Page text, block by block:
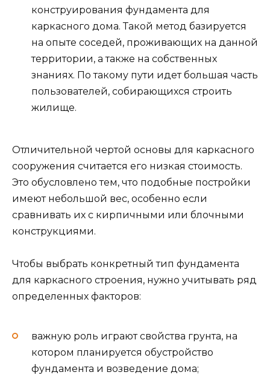
конструирования фундамента для
каркасного дома. Такой метод базируется
на опыте соседей, проживающих на данной
территории, а также на собственных
знаниях. По такому пути идет большая часть
пользователей, собирающихся строить
жилище.
Отличительной чертой основы для каркасного
сооружения считается его низкая стоимость.
Это обусловлено тем, что подобные постройки
имеют небольшой вес, особенно если
сравнивать их с кирпичными или блочными
конструкциями.
Чтобы выбрать конкретный тип фундамента
для каркасного строения, нужно учитывать ряд
определенных факторов:
важную роль играют свойства грунта, на
котором планируется обустройство
фундамента и возведение дома;